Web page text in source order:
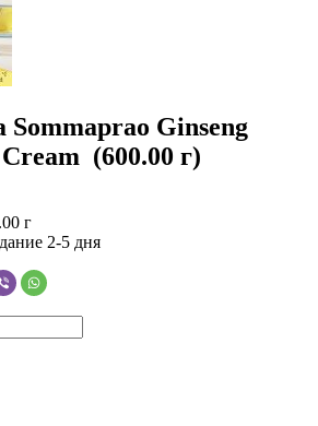
Sommaprao Ginseng
(600.00 г)
г
2-5 дня